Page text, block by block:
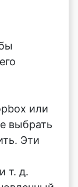
или
выбрать
Эти
т. д.
он был